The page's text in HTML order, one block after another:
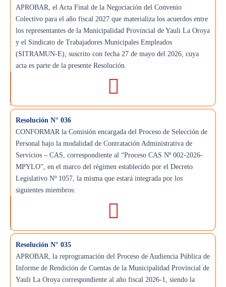
APROBAR, el Acta Final de la Negociación del Convenio
Colectivo para el año fiscal 2027 que materializa los acuerdos entre
los representantes de la Municipalidad Provincial de Yauli La Oroya
y el Sindicato de Trabajadores Municipales Empleados
(SITRAMUN-E), suscrito con fecha 27 de mayo del 2026, cuya
acta es parte de la presente Resolución.
Resolución N° 036
CONFORMAR la Comisión encargada del Proceso de Selección de
Personal bajo la modalidad de Contratación Administrativa de
Servicios – CAS, correspondiente al “Proceso CAS Nº 002-2026-
MPYLO”, en el marco del régimen establecido por el Decreto
Legislativo Nº 1057, la misma que estará integrada por los
siguientes miembros:
Resolución N° 035
APROBAR, la reprogramación del Proceso de Audiencia Pública de
Informe de Rendición de Cuentas de la Municipalidad Provincial de
Yauli La Oroya correspondiente al año fiscal 2026-1, siendo la